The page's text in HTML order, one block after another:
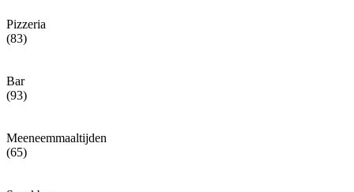
Pizzeria
(83)
Bar
(93)
Meeneemmaaltijden
(65)